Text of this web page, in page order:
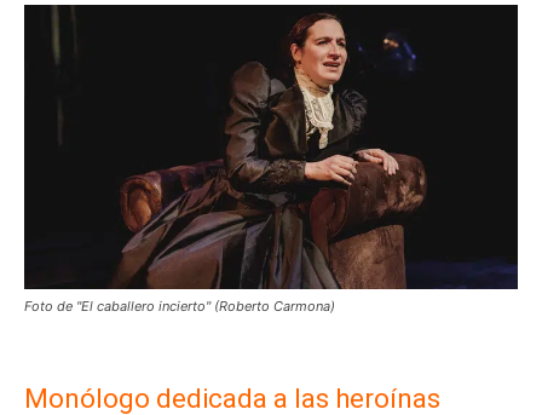
Foto de "El caballero incierto" (Roberto Carmona)
Monólogo dedicada a las heroínas